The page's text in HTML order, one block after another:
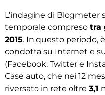
L’indagine di Blogmeter
temporale compreso tra
2015. In questo periodo,
condotta su Internet e
(Facebook, Twitter e
Case auto, che nei 12
riversato in rete oltre 3,1